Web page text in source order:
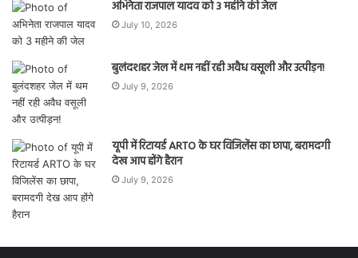
अभिनेता राजपाल यादव को 3 महीने की जेल
July 10, 2026
बुलंदशहर जेल में थम नहीं रही अवैध वसूली और उत्पीड़न!
July 9, 2026
यूपी में रिटायर्ड ARTO के घर विजिलेंस का छापा, बरामदगी
देख आप होंगे हैरान
July 9, 2026